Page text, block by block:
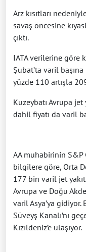
Arz kısıtları
savaş öncesine
çıktı.
IATA verilerine göre
Şubat’ta varil
yüzde 110 artışla
Kuzeybatı Avrupa
dahil fiyatı da varil
AA muhabirinin
bilgilere göre, Orta
177 bin varil jet
Avrupa ve Doğu
varil Asya’ya
Süveyş Kanalı’nı
Kızıldeniz’e ulaşıyor.